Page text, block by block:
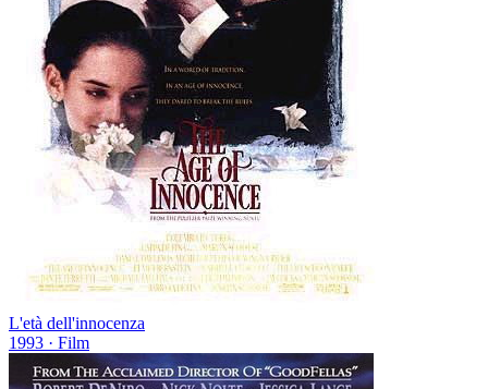
L'età dell'innocenza
1993 · Film